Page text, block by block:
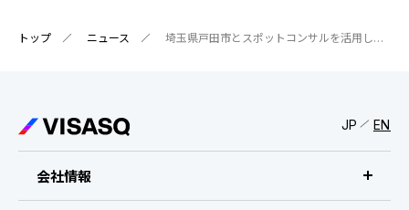
トップ ニュース 埼玉県戸田市とスポットコンサルを活用した地場企業の支援を開始 〜知見データベースが様々な手法で地域活性化に貢献〜
JP EN
会社情報